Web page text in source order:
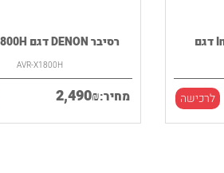
רסיבר DENON דגם AVR-X1800H
AVR-X1800H
מחיר: 2,490₪
טוחן אשפה InSinkErator דגם
לרכישה